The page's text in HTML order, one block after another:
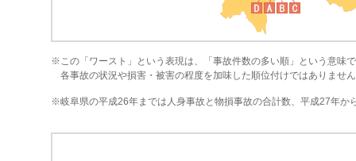
※この「ワースト」という表現は、「事故件数の多い順」という意味
各事故の状況や損害・被害の程度を加味した順位付けではありませ
※岐阜県の平成26年までは人身事故と物損事故の合計数、平成27年か